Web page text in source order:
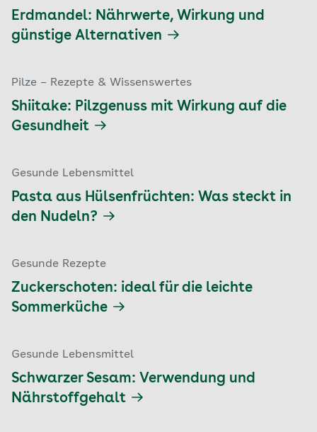
Erdmandel: Nährwerte, Wirkung und
günstige Alternativen
Pilze – Rezepte & Wissenswertes
Shiitake: Pilzgenuss mit Wirkung auf die
Gesundheit
Gesunde Lebensmittel
Pasta aus Hülsenfrüchten: Was steckt in
den Nudeln?
Gesunde Rezepte
Zuckerschoten: ideal für die leichte
Sommerküche
Gesunde Lebensmittel
Schwarzer Sesam: Verwendung und
Nährstoffgehalt